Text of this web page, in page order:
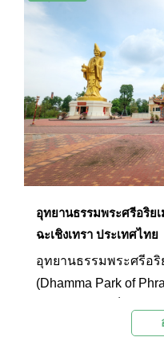
เช่น มะพร้าวแปดริ้วที่
จำหน่ายของที่ระลึก เ
ยืด จี้โอม และตุ๊กตาห
ท่องเที่ยวและผู้มีจิตศรั
กันอย่างเนืองแน่น โด
เป็นเทพแห่งศิลปะวิทย
ความสำเร็จ
อุทยานธรรมพระศรีอริย
ฉะเชิงเทรา ประเทศไทย
อุทยานธรรมพระศรีอริ
(Dhamma Park of
ใหญ่ของพระศรีอริเม